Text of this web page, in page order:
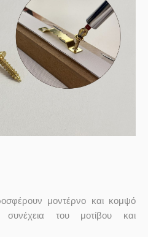
μοντέρνο και κομψό
του μοτίβου και